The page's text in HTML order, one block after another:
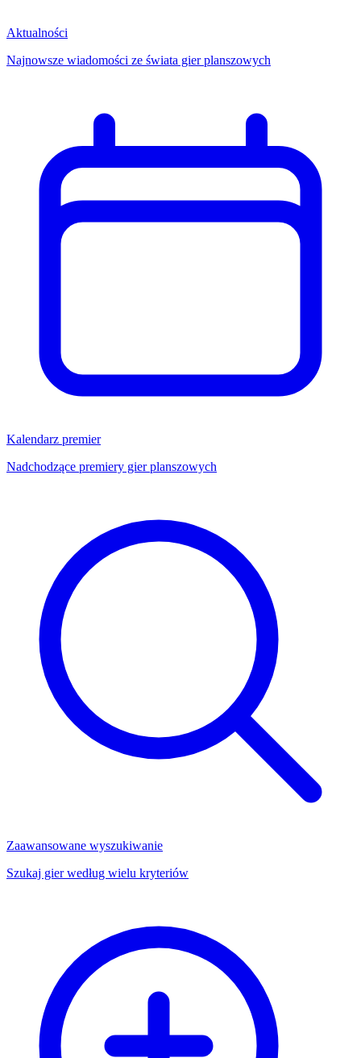
Aktualności
Najnowsze wiadomości ze świata gier planszowych
Kalendarz premier
Nadchodzące premiery gier planszowych
Zaawansowane wyszukiwanie
Szukaj gier według wielu kryteriów